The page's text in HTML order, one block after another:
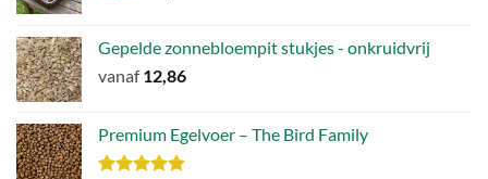
€30,83.€21,82.
Gepelde zonnebloempit stukjes - onkruidvrij
vanaf12,86
Premium Egelvoer – The Bird Family